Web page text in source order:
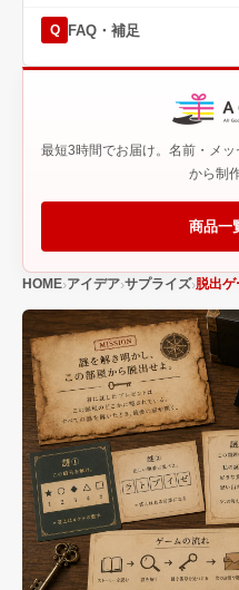
HOME アイデア サプライズ 脱出ゲ
Q FAQ・補足
最短3時間でお届け。名前・メ
から制
商品一